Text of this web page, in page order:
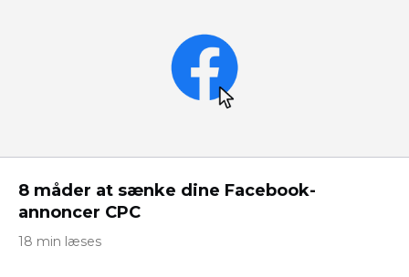
8 måder at sænke dine Facebook-
annoncer CPC
18 min læses